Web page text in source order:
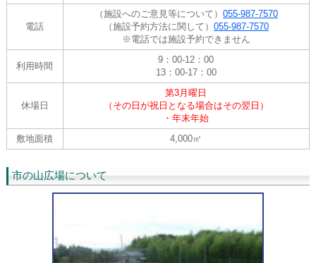
電話
（施設へのご意見等について） 055-987-7570
（施設予約方法に関して） 055-987-7570
※電話では施設予約できません
利用時間
9：00-12：00
13：00-17：00
休場日
第3月曜日
（その日が祝日となる場合はその翌日）
・年末年始
敷地面積
4,000㎡
市の山広場について